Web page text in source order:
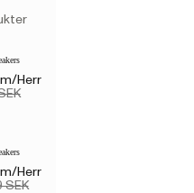
Herr
Herr
SEK